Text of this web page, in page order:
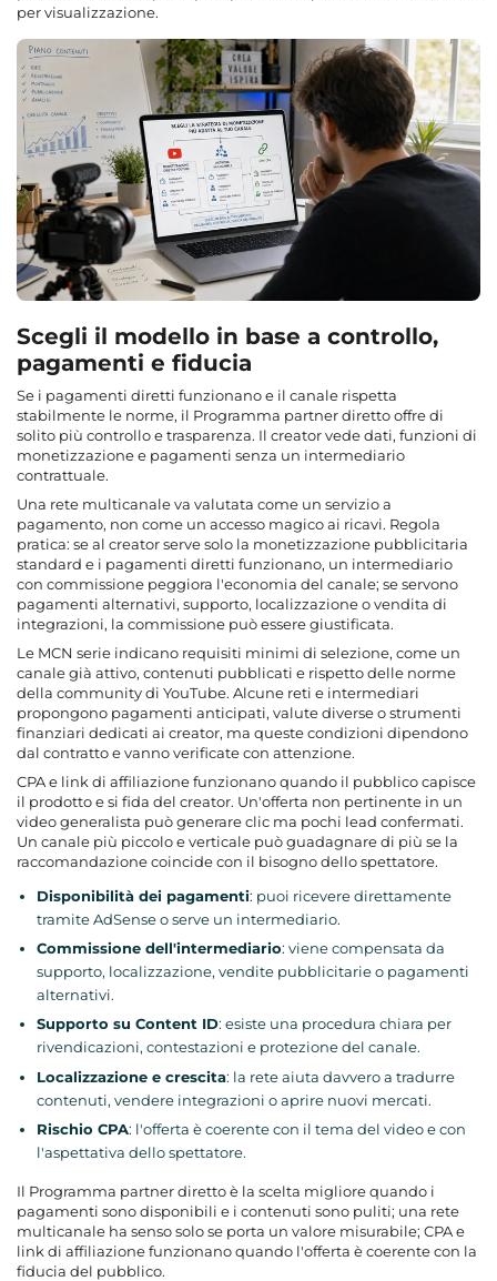
per visualizzazione.
Scegli il modello in base a controllo,
pagamenti e fiducia
Se i pagamenti diretti funzionano e il canale rispetta
stabilmente le norme, il Programma partner diretto offre di
solito più controllo e trasparenza. Il creator vede dati, funzioni di
monetizzazione e pagamenti senza un intermediario
contrattuale.
Una rete multicanale va valutata come un servizio a
pagamento, non come un accesso magico ai ricavi. Regola
pratica: se al creator serve solo la monetizzazione pubblicitaria
standard e i pagamenti diretti funzionano, un intermediario
con commissione peggiora l'economia del canale; se servono
pagamenti alternativi, supporto, localizzazione o vendita di
integrazioni, la commissione può essere giustificata.
Le MCN serie indicano requisiti minimi di selezione, come un
canale già attivo, contenuti pubblicati e rispetto delle norme
della community di YouTube. Alcune reti e intermediari
propongono pagamenti anticipati, valute diverse o strumenti
finanziari dedicati ai creator, ma queste condizioni dipendono
dal contratto e vanno verificate con attenzione.
CPA e link di affiliazione funzionano quando il pubblico capisce
il prodotto e si fida del creator. Un'offerta non pertinente in un
video generalista può generare clic ma pochi lead confermati.
Un canale più piccolo e verticale può guadagnare di più se la
raccomandazione coincide con il bisogno dello spettatore.
Disponibilità dei pagamenti: puoi ricevere direttamente
tramite AdSense o serve un intermediario.
Commissione dell'intermediario: viene compensata da
supporto, localizzazione, vendite pubblicitarie o pagamenti
alternativi.
Supporto su Content ID: esiste una procedura chiara per
rivendicazioni, contestazioni e protezione del canale.
Localizzazione e crescita: la rete aiuta davvero a tradurre
contenuti, vendere integrazioni o aprire nuovi mercati.
Rischio CPA: l'offerta è coerente con il tema del video e con
l'aspettativa dello spettatore.
Il Programma partner diretto è la scelta migliore quando i
pagamenti sono disponibili e i contenuti sono puliti; una rete
multicanale ha senso solo se porta un valore misurabile; CPA e
link di affiliazione funzionano quando l'offerta è coerente con la
fiducia del pubblico.